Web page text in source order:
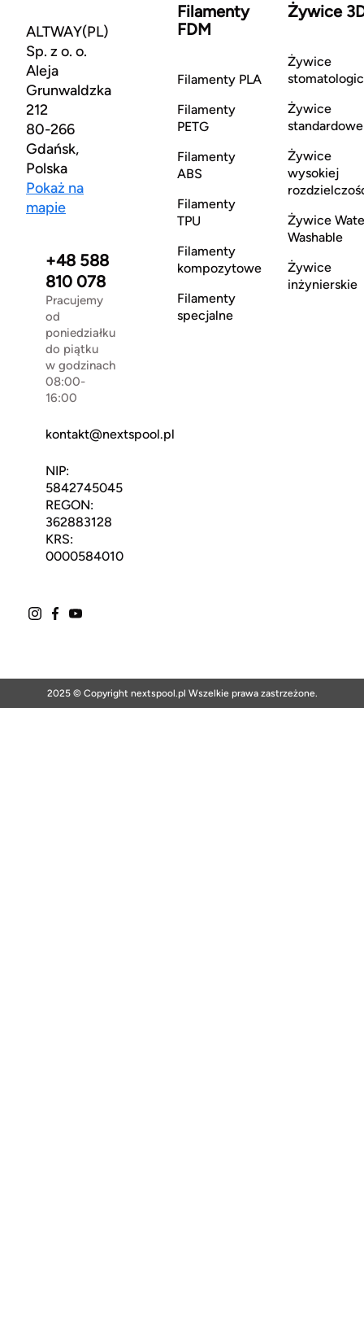
ALTWAY(PL)
Sp. z o. o.
Aleja
Grunwaldzka
212
80-266
Gdańsk,
Polska
Pokaż na
mapie
+48 588
810 078
Pracujemy
od
poniedziałku
do piątku
w godzinach
08:00-
16:00
kontakt@nextspool.pl
NIP:
5842745045
REGON:
362883128
KRS:
0000584010
Filamenty
FDM
Filamenty PLA
Filamenty
PETG
Filamenty
ABS
Filamenty
TPU
Filamenty
kompozytowe
Filamenty
specjalne
Żywice
Żywice
Żywice
standardowe
Żywice
wysokiej
Żywice
Washable
Żywice
inżynierskie